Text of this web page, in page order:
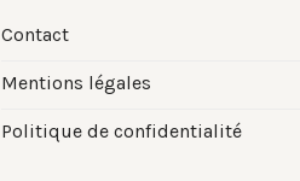
Contact
Mentions légales
Politique de confidentialité